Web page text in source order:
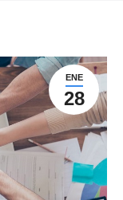
ENE
28